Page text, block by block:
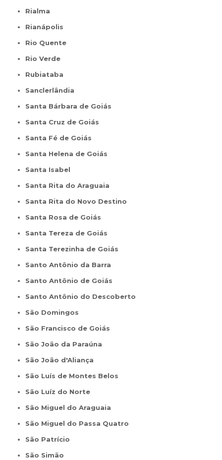
Rialma
Rianápolis
Rio Quente
Rio Verde
Rubiataba
Sanclerlândia
Santa Bárbara de Goiás
Santa Cruz de Goiás
Santa Fé de Goiás
Santa Helena de Goiás
Santa Isabel
Santa Rita do Araguaia
Santa Rita do Novo Destino
Santa Rosa de Goiás
Santa Tereza de Goiás
Santa Terezinha de Goiás
Santo Antônio da Barra
Santo Antônio de Goiás
Santo Antônio do Descoberto
São Domingos
São Francisco de Goiás
São João da Paraúna
São João d'Aliança
São Luís de Montes Belos
São Luíz do Norte
São Miguel do Araguaia
São Miguel do Passa Quatro
São Patrício
São Simão